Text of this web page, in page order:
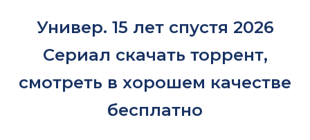
Универ. 15 лет спустя 2026
Сериал скачать торрент,
смотреть в хорошем качестве
бесплатно